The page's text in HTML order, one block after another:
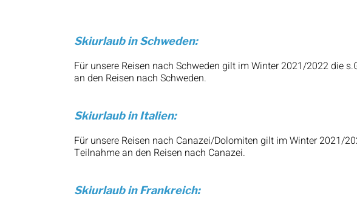
Skiurlaub in Schweden:
Für unsere Reisen nach Schweden gilt im Winter 2021/2022 die
an den Reisen nach Schweden.
Skiurlaub in Italien:
Für unsere Reisen nach Canazei/Dolomiten gilt im Winter 2021/
Teilnahme an den Reisen nach Canazei.
Skiurlaub in Frankreich: